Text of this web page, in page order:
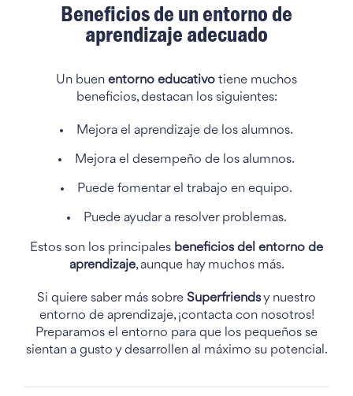
Beneficios de un entorno de
aprendizaje adecuado
Un buen entorno educativo tiene muchos
beneficios, destacan los siguientes:
Mejora el aprendizaje de los alumnos.
Mejora el desempeño de los alumnos.
Puede fomentar el trabajo en equipo.
Puede ayudar a resolver problemas.
Estos son los principales beneficios del entorno de
aprendizaje, aunque hay muchos más.
Si quiere saber más sobre Superfriendsy nuestro
entorno de aprendizaje, ¡contacta con nosotros!
Preparamos el entorno para que los pequeños se
sientan a gusto y desarrollen al máximo su potencial.